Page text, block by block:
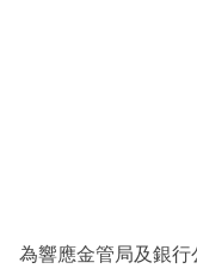
為響應金管局及銀行